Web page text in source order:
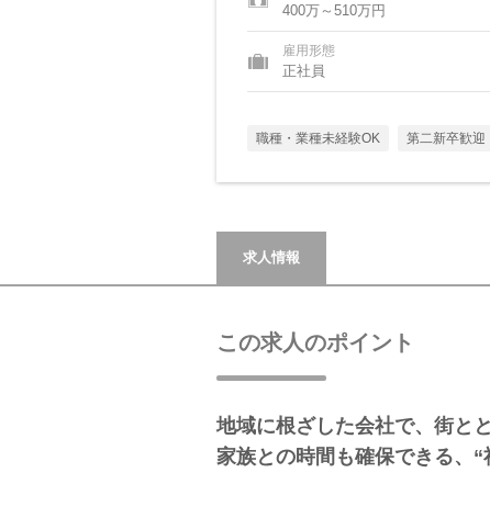
400万～510万円
雇用形態
正社員
職種・業種未経験OK 第二新卒歓迎
求人情報
この求人のポイント
地域に根ざした会社で、街と
家族との時間も確保できる、“